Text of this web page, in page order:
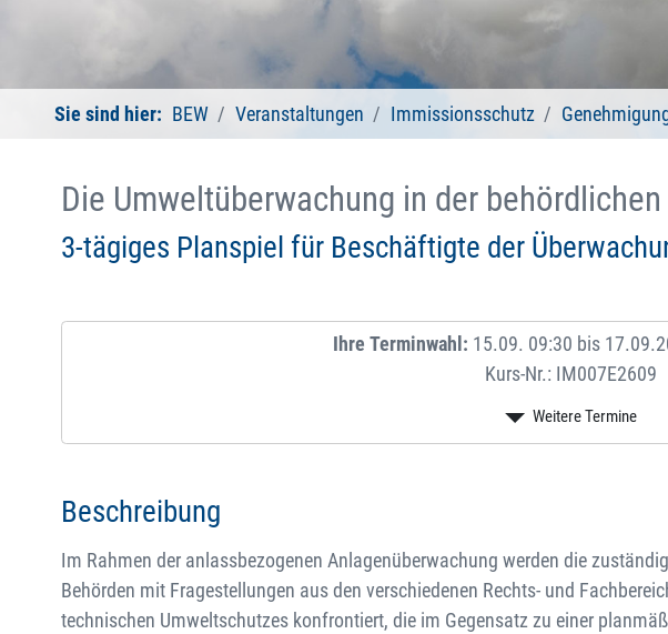
Sie sind hier: BEW Veranstaltungen Immissionsschutz
Die Umweltüberwachung in der
3-tägiges Planspiel für Beschäftigte der
Ihre Terminwahl: 15.09. 09:30 bis
Kurs-Nr.: IM007E2609
Beschreibung
Im Rahmen der anlassbezogenen Anlagenüberwachung werden die
Behörden mit Fragestellungen aus den verschiedenen Rechts- und
technischen Umweltschutzes konfrontiert, die im Gegensatz zu einer